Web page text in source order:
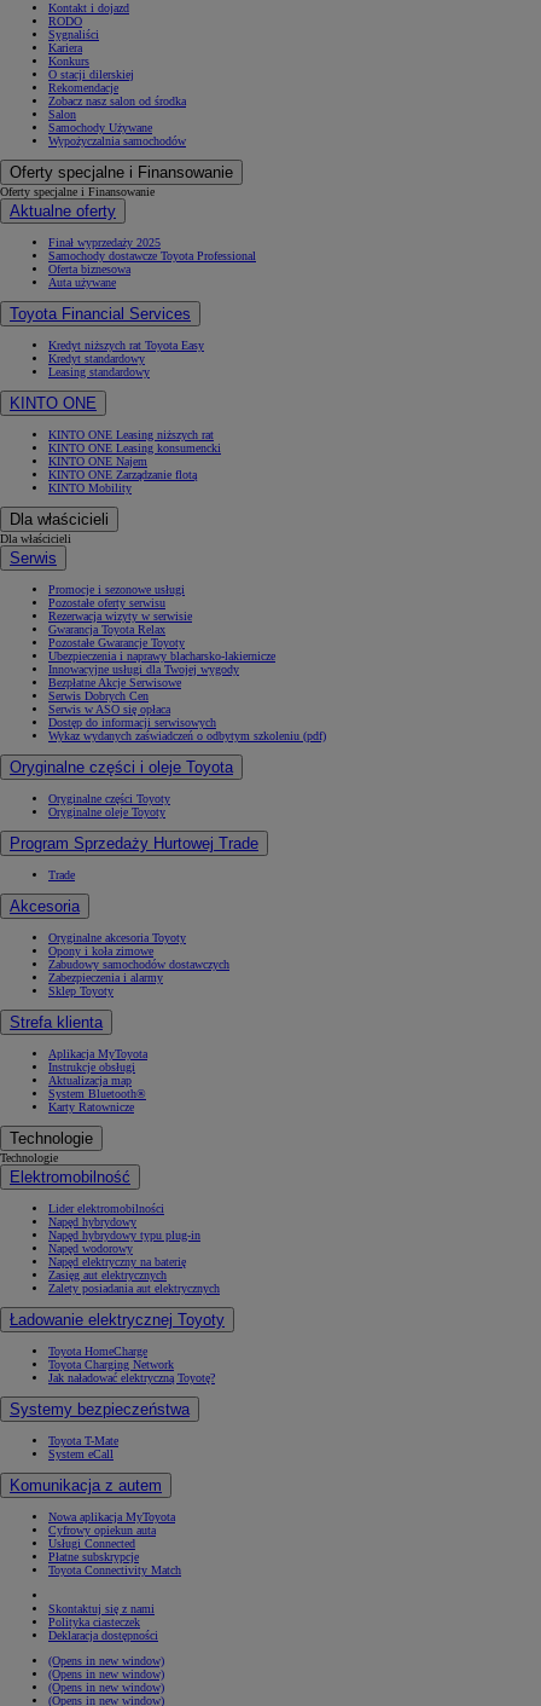
Kontakt i dojazd
RODO
Sygnaliści
Kariera
Konkurs
O stacji dilerskiej
Rekomendacje
Zobacz nasz salon od środka
Salon
Samochody Używane
Wypożyczalnia samochodów
Oferty specjalne i Finansowanie
Oferty specjalne i Finansowanie
Aktualne oferty
Finał wyprzedaży 2025
Samochody dostawcze Toyota Professional
Oferta biznesowa
Auta używane
Toyota Financial Services
Kredyt niższych rat Toyota Easy
Kredyt standardowy
Leasing standardowy
KINTO ONE
KINTO ONE Leasing niższych rat
KINTO ONE Leasing konsumencki
KINTO ONE Najem
KINTO ONE Zarządzanie flotą
KINTO Mobility
Dla właścicieli
Dla właścicieli
Serwis
Promocje i sezonowe usługi
Pozostałe oferty serwisu
Rezerwacja wizyty w serwisie
Gwarancja Toyota Relax
Pozostałe Gwarancje Toyoty
Ubezpieczenia i naprawy blacharsko-lakiernicze
Innowacyjne usługi dla Twojej wygody
Bezpłatne Akcje Serwisowe
Serwis Dobrych Cen
Serwis w ASO się opłaca
Dostęp do informacji serwisowych
Wykaz wydanych zaświadczeń o odbytym szkoleniu (pdf)
Oryginalne części i oleje Toyota
Oryginalne części Toyoty
Oryginalne oleje Toyoty
Program Sprzedaży Hurtowej Trade
Trade
Akcesoria
Oryginalne akcesoria Toyoty
Opony i koła zimowe
Zabudowy samochodów dostawczych
Zabezpieczenia i alarmy
Sklep Toyoty
Strefa klienta
Aplikacja MyToyota
Instrukcje obsługi
Aktualizacja map
System Bluetooth®
Karty Ratownicze
Technologie
Technologie
Elektromobilność
Lider elektromobilności
Napęd hybrydowy
Napęd hybrydowy typu plug-in
Napęd wodorowy
Napęd elektryczny na baterię
Zasięg aut elektrycznych
Zalety posiadania aut elektrycznych
Ładowanie elektrycznej Toyoty
Toyota HomeCharge
Toyota Charging Network
Jak naładować elektryczną Toyotę?
Systemy bezpieczeństwa
Toyota T-Mate
System eCall
Komunikacja z autem
Nowa aplikacja MyToyota
Cyfrowy opiekun auta
Usługi Connected
Płatne subskrypcje
Toyota Connectivity Match
Skontaktuj się z nami
Polityka ciasteczek
Deklaracja dostępności
(Opens in new window)
(Opens in new window)
(Opens in new window)
(Opens in new window)